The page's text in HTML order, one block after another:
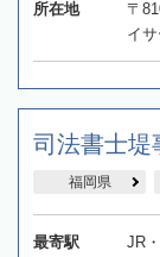
所在地
〒
イ
司法書士堤
福岡県
最寄駅 JR